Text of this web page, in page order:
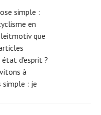
simple :
en
leitmotiv que
d'esprit ?
à
simple : je